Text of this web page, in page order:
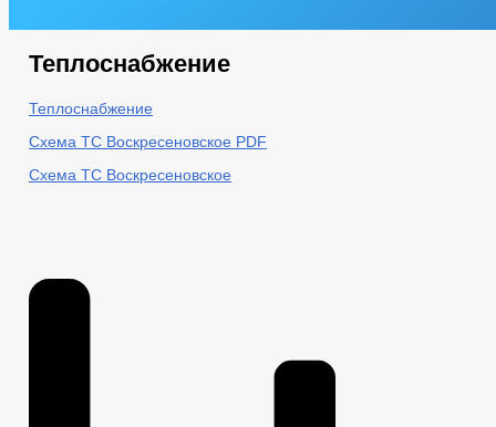
Теплоснабжение
Теплоснабжение
Схема ТС Воскресеновское PDF
Схема ТС Воскресеновское